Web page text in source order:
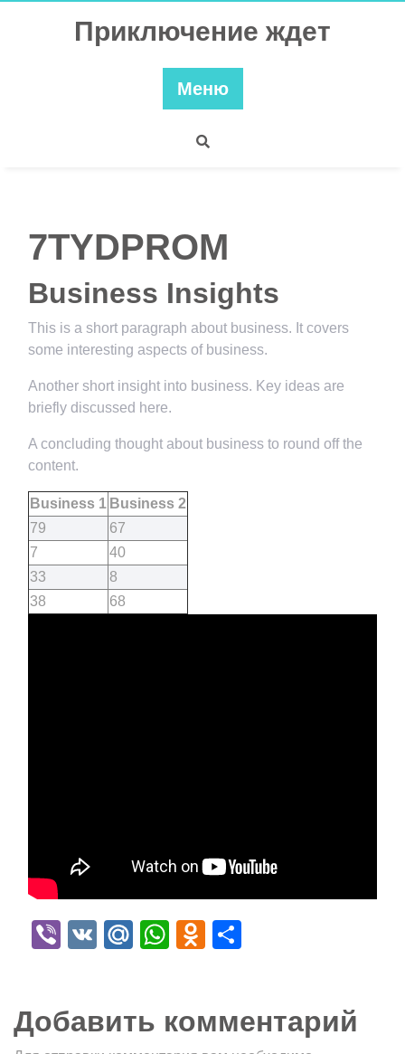
Приключение ждет
Меню
7TYDPROM
Business Insights
This is a short paragraph about business. It covers
some interesting aspects of business.
Another short insight into business. Key ideas are
briefly discussed here.
A concluding thought about business to round off the
content.
Business 1 Business 2
79
67
7
40
33
8
38
68
Viber
VK Mail.Ru
WhatsApp
Odnoklassniki
Добавить комментарий